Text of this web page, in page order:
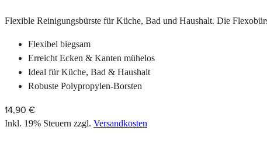
Flexible Reinigungsbürste für Küche, Bad und Haushalt. Die
Flexibel biegsam
Erreicht Ecken & Kanten mühelos
Ideal für Küche, Bad & Haushalt
Robuste Polypropylen-Borsten
14,90 €
Inkl. 19% Steuern zzgl. Versandkosten